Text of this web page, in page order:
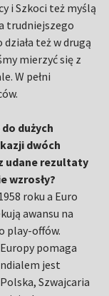
i Szkoci też myślą
trudniejszego
też w drugą
mierzyć się z
W pełni
dużych
dwóch
udane rezultaty
wzrosły?
roku a Euro
awansu na
play-offów.
pomaga
jest
Szwajcaria